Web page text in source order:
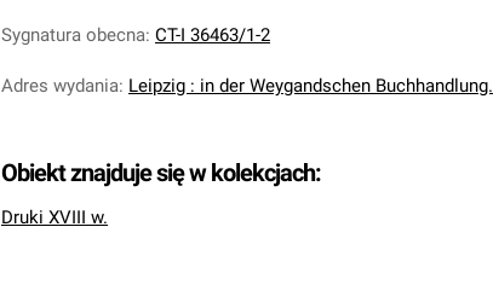
Sygnatura obecna: CT-I 36463/1-2
Adres wydania: Leipzig : in der Weygandschen Buchhandlung.
Obiekt znajduje się w kolekcjach:
Druki XVIII w.